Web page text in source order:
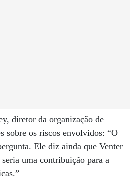
diretor da organização de
sobre os riscos envolvidos: “O
Ele diz ainda que Venter
uma contribuição para a